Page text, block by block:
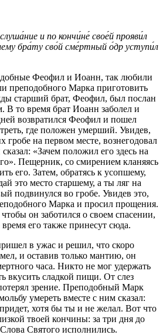
и по кончи́не́ свое́й прояви́л
бра́ту сво́й сме́ртный о́др уступи́л
Феофил и Иоанн, так любили
преподобного Марка приготовить
старший брат, Феофил, был послан
В то время брат Иоанн заболел и
возвратился Феофил и пошел
где положен умерший. Увидев,
гробе на первом месте, вознегодовал
«Зачем положил его здесь на
Пещерник, со смирением кланяясь
его. Затем, обратясь к усопшему,
это место старшему, а ты ляг на
подвинулся во гробе. Увидев это,
Марка и просил прощения.
он заботился о своем спасении,
время его также принесут сюда.
в ужас и решил, что скоро
и оставив только мантию, он
часа. Никто не мог удержать
вкусить сладкой пищи. От слез
зрение. Преподобный Марк
умереть вместе с ним сказал:
хотя бы ты и не желал. Вот что
твоей кончины: за три дня до
Святого исполнились.